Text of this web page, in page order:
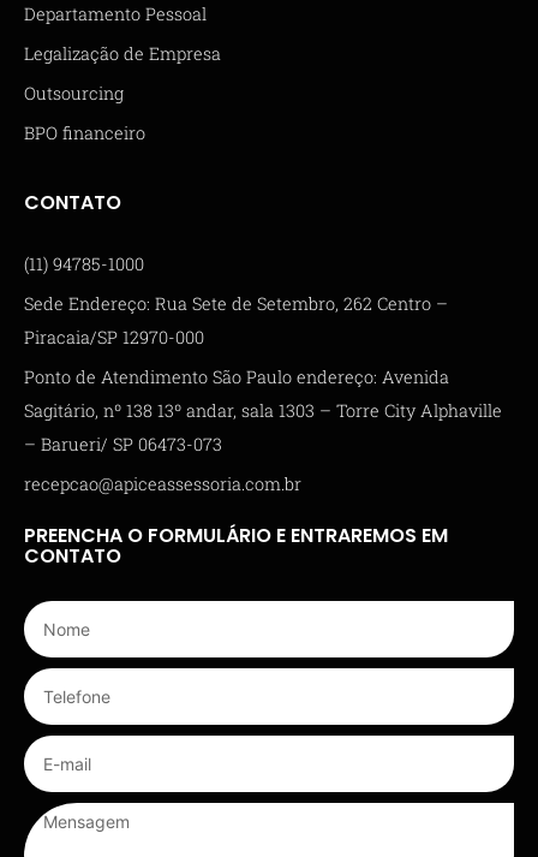
Departamento Pessoal
Legalização de Empresa
Outsourcing
BPO financeiro
CONTATO
(11) 94785-1000
Sede Endereço: Rua Sete de Setembro, 262 Centro –
Piracaia/SP 12970-000
Ponto de Atendimento São Paulo endereço: Avenida
Sagitário, nº 138 13º andar, sala 1303 – Torre City Alphaville
– Barueri/ SP 06473-073
recepcao@apiceassessoria.com.br
PREENCHA O FORMULÁRIO E ENTRAREMOS EM
CONTATO